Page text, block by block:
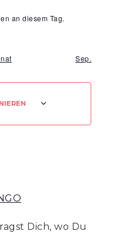
an diesem Tag.
Sep.
Dich, wo Du